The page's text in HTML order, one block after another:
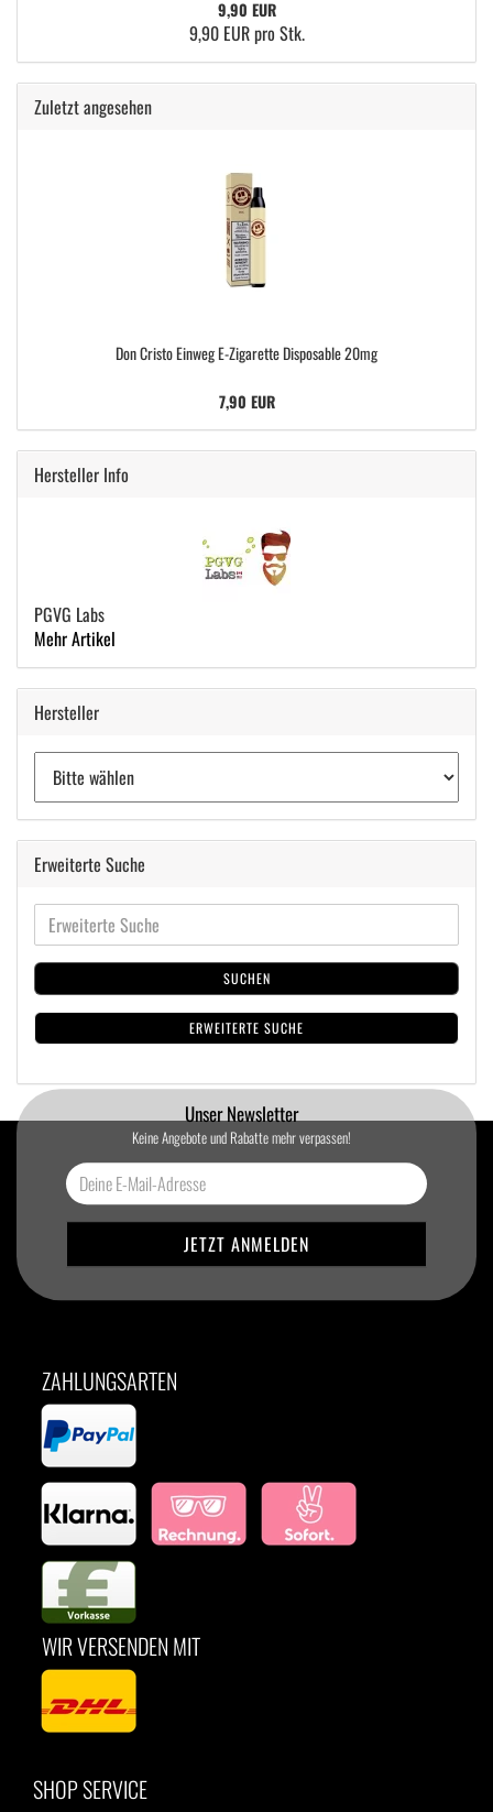
9,90 EUR
9,90 EUR pro Stk.
Zuletzt angesehen
Don Cristo Einweg E-Zigarette Disposable 20mg
7,90 EUR
Hersteller Info
PGVG Labs
Mehr Artikel
Hersteller
Erweiterte Suche
SUCHEN
ERWEITERTE SUCHE
Unser Newsletter
Keine Angebote und Rabatte mehr verpassen!
ZAHLUNGSARTEN
WIR VERSENDEN MIT
SHOP SERVICE